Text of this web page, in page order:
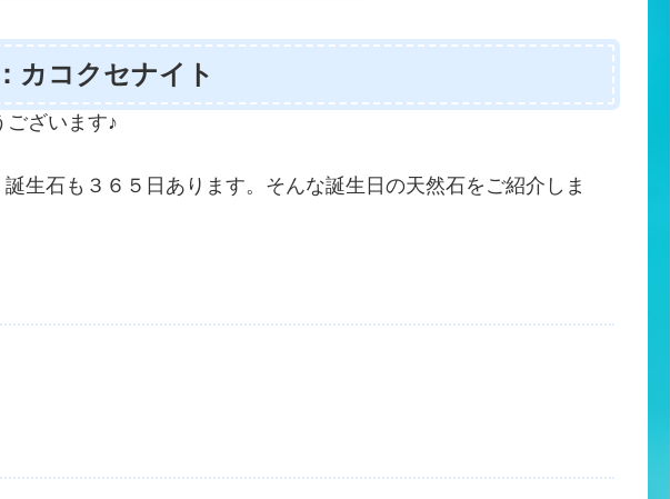
カコクセナイト
ございます♪
生石も３６５日あります。そんな誕生日の天然石をご紹介しま